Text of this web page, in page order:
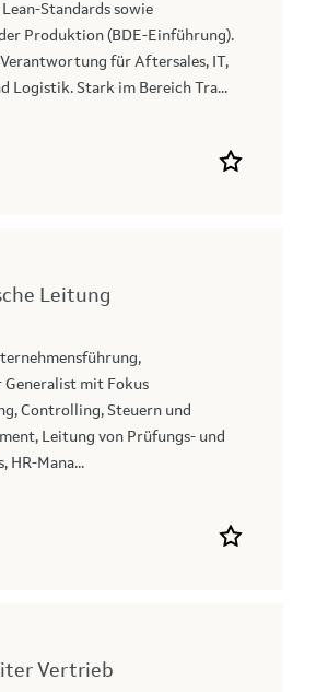
Standards sowie
Produktion (BDE-Einführung).
für Aftersales, IT,
Logistik. Stark im Bereich Tra...
Leitung
Generalist mit Fokus
Controlling, Steuern und
Leitung von Prüfungs- und
HR-Mana...
Vertrieb